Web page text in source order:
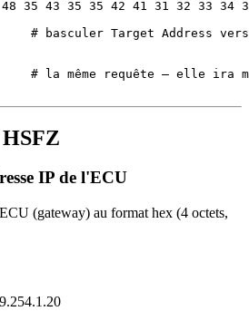
35 43 35 35 42 41 31 32 33 34
# basculer Target Address
la même requête — elle ira
IP de l'ECU
(gateway) au format hex (4 octets,